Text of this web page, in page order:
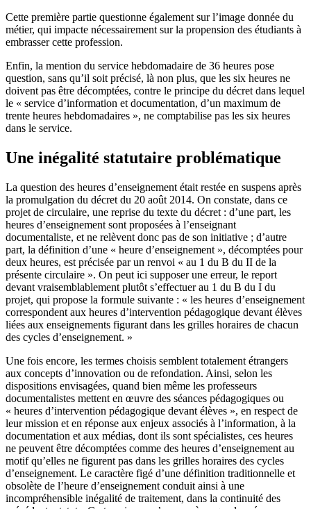
Cette première partie questionne également sur l’image donnée du
métier, qui impacte nécessairement sur la propension des étudiants à
embrasser cette profession.
Enfin, la mention du service hebdomadaire de 36 heures pose
question, sans qu’il soit précisé, là non plus, que les six heures ne
doivent pas être décomptées, contre le principe du décret dans lequel
le « service d’information et documentation, d’un maximum de
trente heures hebdomadaires », ne comptabilise pas les six heures
dans le service.
Une inégalité statutaire problématique
La question des heures d’enseignement était restée en suspens après
la promulgation du décret du 20 août 2014. On constate, dans ce
projet de circulaire, une reprise du texte du décret : d’une part, les
heures d’enseignement sont proposées à l’enseignant
documentaliste, et ne relèvent donc pas de son initiative ; d’autre
part, la définition d’une « heure d’enseignement », décomptées pour
deux heures, est précisée par un renvoi « au 1 du B du II de la
présente circulaire ». On peut ici supposer une erreur, le report
devant vraisemblablement plutôt s’effectuer au 1 du B du I du
projet, qui propose la formule suivante : « les heures d’enseignement
correspondent aux heures d’intervention pédagogique devant élèves
liées aux enseignements figurant dans les grilles horaires de chacun
des cycles d’enseignement. »
Une fois encore, les termes choisis semblent totalement étrangers
aux concepts d’innovation ou de refondation. Ainsi, selon les
dispositions envisagées, quand bien même les professeurs
documentalistes mettent en œuvre des séances pédagogiques ou
« heures d’intervention pédagogique devant élèves », en respect de
leur mission et en réponse aux enjeux associés à l’information, à la
documentation et aux médias, dont ils sont spécialistes, ces heures
ne peuvent être décomptées comme des heures d’enseignement au
motif qu’elles ne figurent pas dans les grilles horaires des cycles
d’enseignement. Le caractère figé d’une définition traditionnelle et
obsolète de l’heure d’enseignement conduit ainsi à une
incompréhensible inégalité de traitement, dans la continuité des